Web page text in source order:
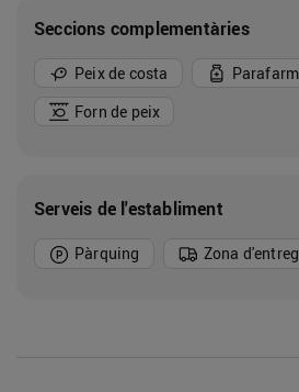
Seccions complementàries
Peix de costa
Forn de peix
Serveis de l'establiment
Pàrquing Zona